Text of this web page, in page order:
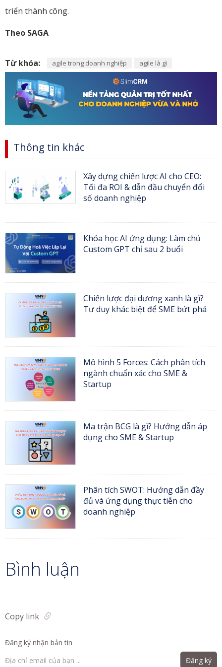
triển thành công.
Theo SAGA
Từ khóa: agile trong doanh nghiệp agile là gì
Thông tin khác
Xây dựng chiến lược AI cho CEO:
Tối đa ROI & dẫn đầu chuyển đổi
số doanh nghiệp
Khóa học AI ứng dụng: Làm chủ
Custom GPT chỉ sau 2 buổi
Chiến lược đại dương xanh là gì?
Tư duy khác biệt để SME bứt phá
Mô hình 5 Forces: Cách phân tích
ngành chuẩn xác cho SME &
Startup
Ma trận BCG là gì? Hướng dẫn áp
dụng cho SME & Startup
Phân tích SWOT: Hướng dẫn đầy
đủ và ứng dụng thực tiễn cho
doanh nghiệp
Bình luận
Copy link
Đăng ký nhận bản tin
Đăng ký